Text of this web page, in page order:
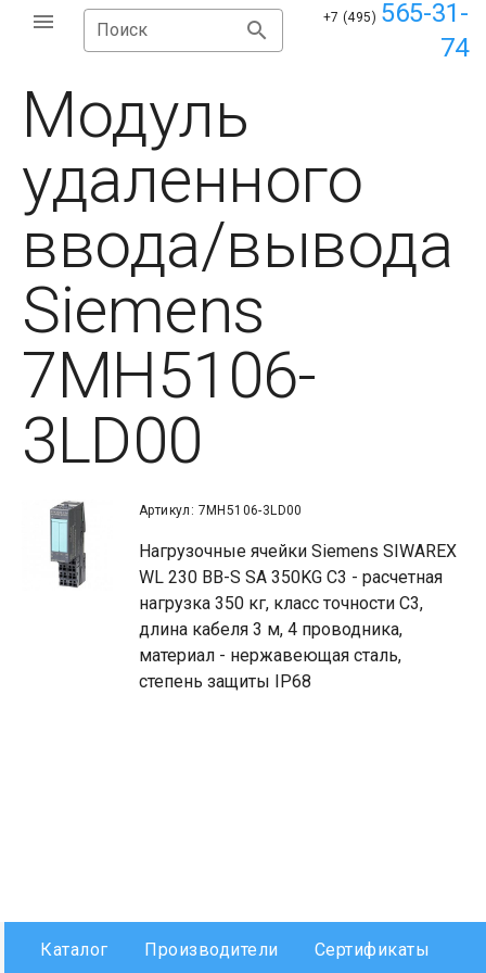
Поиск
+7 (495) 565-31-
74
Модуль
удаленного
ввода/вывода
Siemens
7MH5106-
3LD00
Артикул: 7MH5106-3LD00
Нагрузочные ячейки Siemens SIWAREX
WL 230 BB-S SA 350KG C3 - расчетная
нагрузка 350 кг, класс точности С3,
длина кабеля 3 м, 4 проводника,
материал - нержавеющая сталь,
степень защиты IP68
Каталог Производители Сертификаты